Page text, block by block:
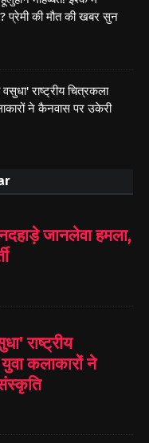
प्रेमी की मौत की खबर सुन
राष्ट्रीय चित्रकला
ने कैनवास पर उकेरी
जानलेवा हमला,
राष्ट्रीय
कलाकारों ने